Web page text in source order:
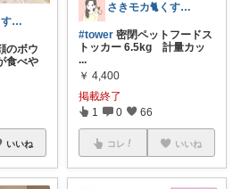
さきモカ🐈くすみカラー＆猫用品
のボウ
食べや
いいね
さきモカ🐈くすみカラー＆猫用品
#tower 密閉ペットフードス
トッカー 6.5kg 計量カッ
...
￥ 4,400
掲載終了
1 0 66
コレ いいね